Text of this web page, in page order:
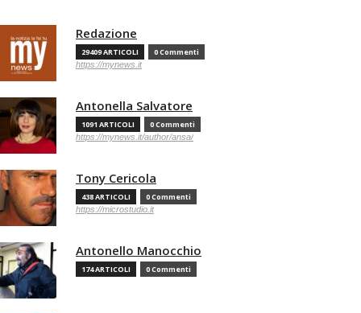
Redazione
29409 ARTICOLI 0 Commenti
https://mynews.it
Antonella Salvatore
1091 ARTICOLI 0 Commenti
https://mynews.it/author/ansa/
Tony Cericola
438 ARTICOLI 0 Commenti
https://microstudio.it
Antonello Manocchio
174 ARTICOLI 0 Commenti